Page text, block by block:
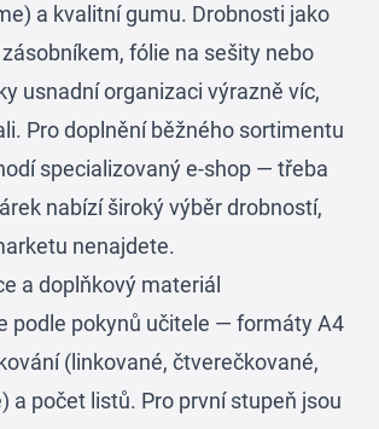
a kvalitní gumu. Drobnosti jako
fólie na sešity nebo
usnadní organizaci výrazně víc,
Pro doplnění běžného sortimentu
specializovaný e-shop — třeba
nabízí široký výběr drobností,
nenajdete.
a doplňkový materiál
podle pokynů učitele — formáty A4
(linkované, čtverečkované,
a počet listů. Pro první stupeň jsou